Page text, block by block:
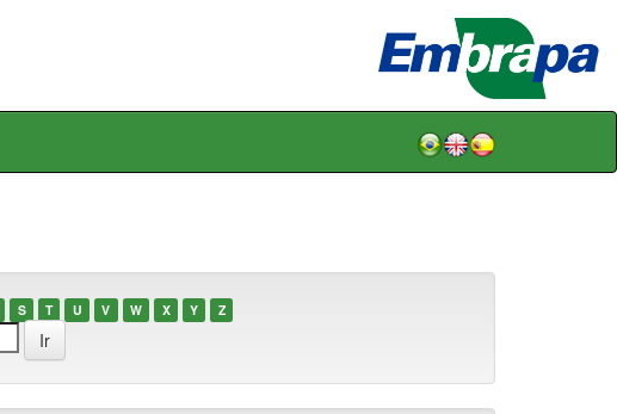
S T U V W X Y Z